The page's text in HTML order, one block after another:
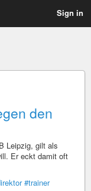
Sign in
den
Leipzig, gilt als
Er eckt damit oft
#trainer